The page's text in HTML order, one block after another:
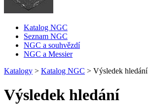
Katalog NGC
Seznam NGC
NGC a souhvězdí
NGC a Messier
Katalogy > Katalog NGC > Výsledek hledání
Výsledek hledání